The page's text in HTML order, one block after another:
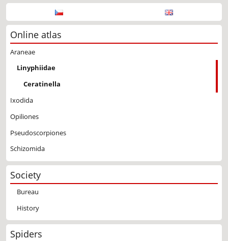
Online atlas
Araneae
Linyphiidae
Ceratinella
Ixodida
Opiliones
Pseudoscorpiones
Schizomida
Society
Bureau
History
Spiders